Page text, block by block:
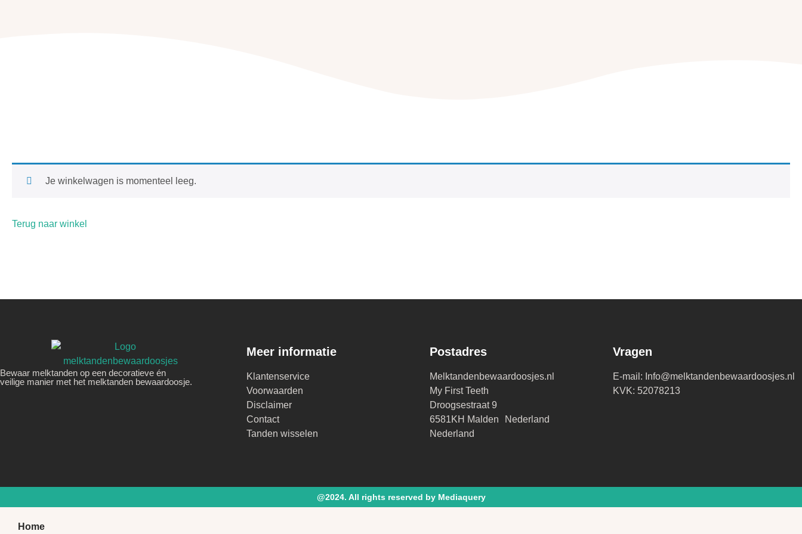
Je winkelwagen is momenteel leeg.
Terug naar winkel
Bewaar melktanden op een decoratieve én
veilige manier met het melktanden bewaardoosje.
Meer informatie
Klantenservice
Voorwaarden
Disclaimer
Contact
Tanden wisselen
Postadres
Melktandenbewaardoosjes.nl
My First Teeth
Droogsestraat 9
6581KH Malden Nederland
Nederland
Vragen
E-mail: Info@melktandenbewaardoosjes.nl
KVK: 52078213
@2024. All rights reserved by Mediaquery
Home